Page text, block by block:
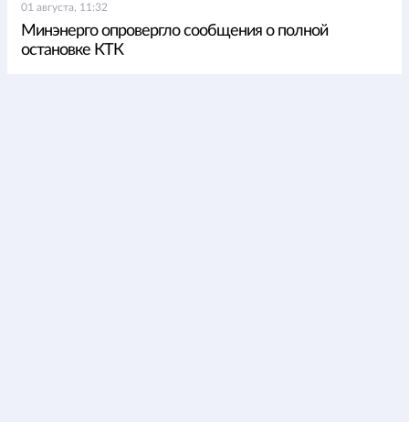
01 августа, 11:32
Минэнерго опровергло сообщения о полной
остановке КТК